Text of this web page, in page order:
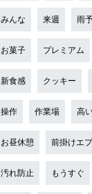
みんな 来週 雨
お菓子 プレミアム
新食感 クッキー
操作 作業場 高
お昼休憩 前掛けエ
汚れ防止 もうすぐ